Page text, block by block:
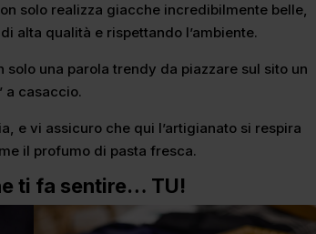
solo realizza giacche incredibilmente belle,
alta qualità e rispettando l’ambiente.
una parola trendy da piazzare sul sito un
a casaccio.
e vi assicuro che qui l’artigianato si respira
il profumo di pasta fresca.
ti fa sentire… TU!